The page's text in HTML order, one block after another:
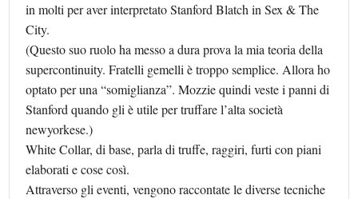
in molti per aver interpretato Stanford Blatch in Sex & The
City.
(Questo suo ruolo ha messo a dura prova la mia teoria della
supercontinuity. Fratelli gemelli è troppo semplice. Allora ho
optato per una “somiglianza”. Mozzie quindi veste i panni di
Stanford quando gli è utile per truffare l’alta società
newyorkese.)
White Collar, di base, parla di truffe, raggiri, furti con piani
elaborati e cose così.
Attraverso gli eventi, vengono raccontate le diverse tecniche